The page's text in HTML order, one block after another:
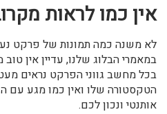
אין כמו לראות
לא משנה כמה תמונות של פרקט
במאמרי הבלוג שלנו, עדיין אין
בכל מחשב גווני הפרקט נראים
הטקסטורה שלו ואין כמו מגע עם
אותנטי ונכון לכם.